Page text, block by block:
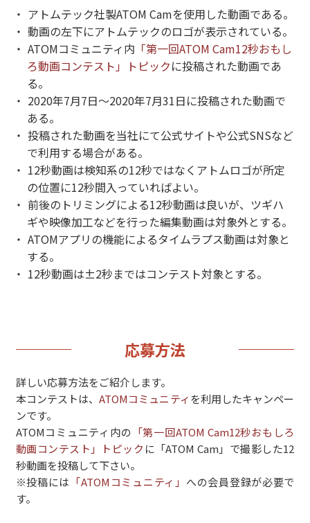
アトムテック社製ATOM Camを使用した動画である。
動画の左下にアトムテックのロゴが表示されている。
ATOMコミュニティ内 「第一回ATOM Cam12秒おもし
ろ動画コンテスト」トピックに投稿された動画であ
る。
2020年7月7日〜2020年7月31日に投稿された動画で
ある。
投稿された動画を当社にて公式サイトや公式SNSなど
で利用する場合がある。
12秒動画は検知系の12秒ではなくアトムロゴが所定
の位置に12秒間入っていればよい。
前後のトリミングによる12秒動画は良いが、ツギハ
ギや映像加工などを行った編集動画は対象外とする。
ATOMアプリの機能によるタイムラプス動画は対象と
する。
12秒動画は±2秒まではコンテスト対象とする。
応募方法
詳しい応募方法をご紹介します。
本コンテストは、ATOMコミュニティを利用したキャンペー
ンです。
ATOMコミュニティ内の 「第一回ATOM Cam12秒おもしろ
動画コンテスト」トピック に「ATOM Cam」で撮影した12
秒動画を投稿して下さい。
※投稿には 「ATOMコミュニティ」 への会員登録が必要で
す。